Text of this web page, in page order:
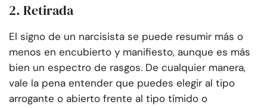
2. Retirada
El signo de un narcisista se puede resumir más o
menos en encubierto y manifiesto, aunque es más
bien un espectro de rasgos. De cualquier manera,
vale la pena entender que puedes elegir al tipo
arrogante o abierto frente al tipo tímido o